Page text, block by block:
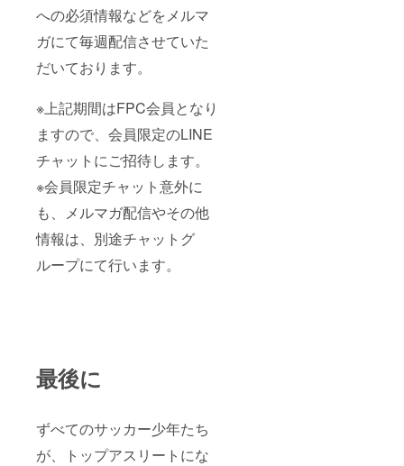
への必須情報などをメルマ
ガにて毎週配信させていた
だいております。
※上記期間はFPC会員となり
ますので、会員限定のLINE
チャットにご招待します。
※会員限定チャット意外に
も、メルマガ配信やその他
情報は、別途チャットグ
ループにて行います。
最後に
ずべてのサッカー少年たち
が、トップアスリートにな